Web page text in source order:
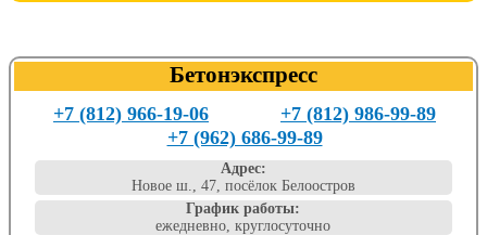
Бетонэкспресс
+7 (812) 966-19-06
+7 (812) 986-99-89
+7 (962) 686-99-89
Адрес:
Новое ш., 47, посёлок Белоостров
График работы:
ежедневно, круглосуточно